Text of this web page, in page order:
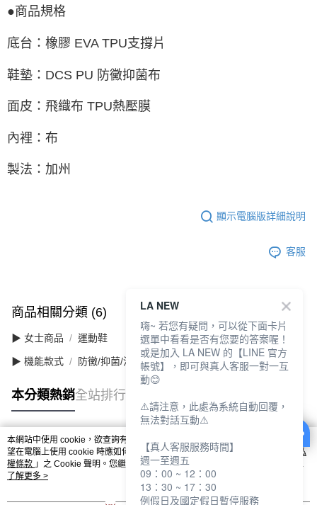
●商品規格
底台：橡膠 EVA TPU支撐片
鞋墊：DCS PU 防黴抑菌布
面皮：飛織布 TPU熱壓膜
內裡：布
製法：加州
顯示電腦版詳細說明
客服
商品相關分類 (6) 查看全部
▶ 女士商品 運動鞋
▶ 機能款式 防黴/抑菌/消臭
本分類熱銷全站排行
熱門標籤
本網站中使用 cookie，欲查詢有關本網站使用 cookie 方式之詳情，及若您不希
望在電腦上使用 cookie 時應如何變更電腦的 cookie 設定，請參閱本網站「
隱私
權條款 」之 Cookie 聲明。您繼續使用本網站即表示您同意本公司得按本網站使
用條款之 Cookie 聲明使用 cookie。
了解更多 >
LA NEW
嗨~ 若您有疑問，可以從下面卡片
選單中看看是否有您要的答案喔！
或是加入 LA NEW 的【LINE 官方
帳號】，即可與真人客服一對一互
動😊
⚠️請注意，此處為系統自動回覆，
無法對話互動⚠️
【真人客服服務時間】
週一至週五
09：00 ~ 12：00
13：30 ~ 17：30
例假日及國定假日暫停服務